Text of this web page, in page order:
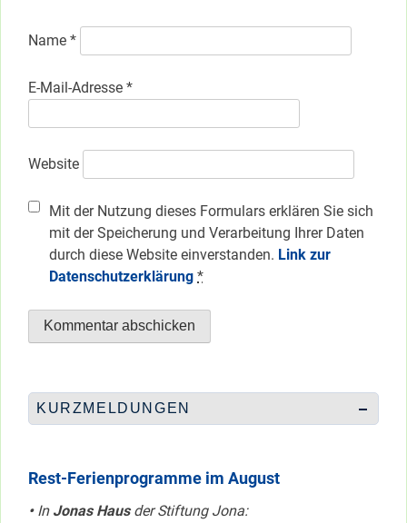
Name *
E-Mail-Adresse *
Website
Mit der Nutzung dieses Formulars erklären Sie sich
mit der Speicherung und Verarbeitung Ihrer Daten
durch diese Website einverstanden. Link zur
Datenschutzerklärung *
KURZMELDUNGEN
Rest-Ferienprogramme im August
•InJonas Hausder Stiftung Jona: